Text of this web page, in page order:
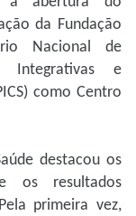
da Fundação
Nacional de
Integrativas e
como Centro
destacou os
os resultados
primeira vez,